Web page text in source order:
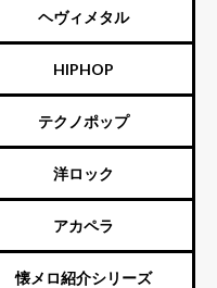
ヘヴィメタル
HIPHOP
テクノポップ
洋ロック
アカペラ
懐メロ紹介シリーズ